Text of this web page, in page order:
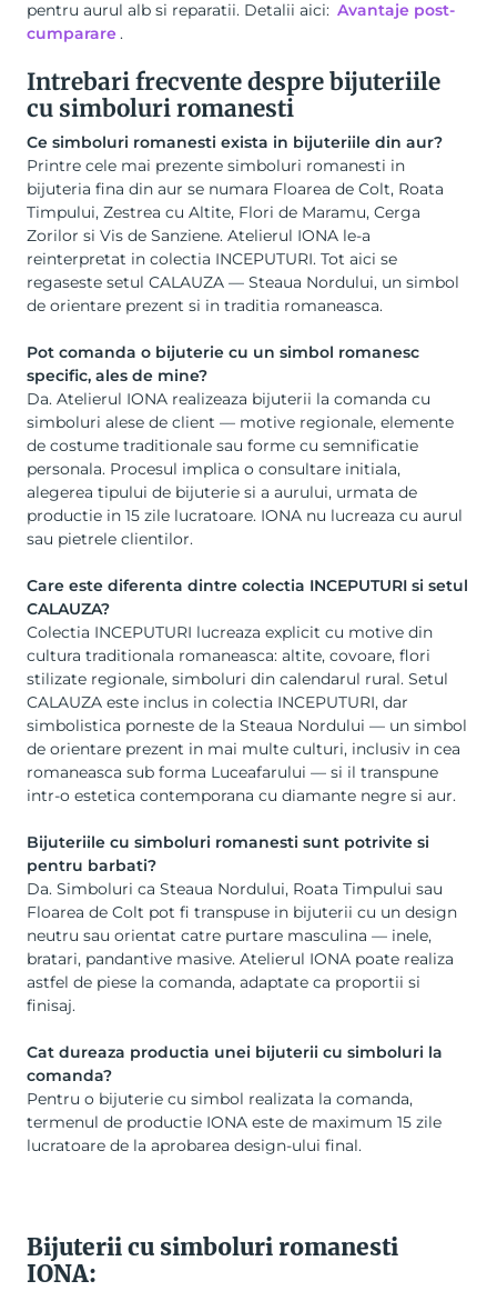
pentru aurul alb si reparatii. Detalii aici: Avantaje post-
cumparare .
Intrebari frecvente despre bijuteriile
cu simboluri romanesti
Ce simboluri romanesti exista in bijuteriile din aur?
Printre cele mai prezente simboluri romanesti in
bijuteria fina din aur se numara Floarea de Colt, Roata
Timpului, Zestrea cu Altite, Flori de Maramu, Cerga
Zorilor si Vis de Sanziene. Atelierul IONA le-a
reinterpretat in colectia INCEPUTURI. Tot aici se
regaseste setul CALAUZA — Steaua Nordului, un simbol
de orientare prezent si in traditia romaneasca.
Pot comanda o bijuterie cu un simbol romanesc
specific, ales de mine?
Da. Atelierul IONA realizeaza bijuterii la comanda cu
simboluri alese de client — motive regionale, elemente
de costume traditionale sau forme cu semnificatie
personala. Procesul implica o consultare initiala,
alegerea tipului de bijuterie si a aurului, urmata de
productie in 15 zile lucratoare. IONA nu lucreaza cu aurul
sau pietrele clientilor.
Care este diferenta dintre colectia INCEPUTURI si setul
CALAUZA?
Colectia INCEPUTURI lucreaza explicit cu motive din
cultura traditionala romaneasca: altite, covoare, flori
stilizate regionale, simboluri din calendarul rural. Setul
CALAUZA este inclus in colectia INCEPUTURI, dar
simbolistica porneste de la Steaua Nordului — un simbol
de orientare prezent in mai multe culturi, inclusiv in cea
romaneasca sub forma Luceafarului — si il transpune
intr-o estetica contemporana cu diamante negre si aur.
Bijuteriile cu simboluri romanesti sunt potrivite si
pentru barbati?
Da. Simboluri ca Steaua Nordului, Roata Timpului sau
Floarea de Colt pot fi transpuse in bijuterii cu un design
neutru sau orientat catre purtare masculina — inele,
bratari, pandantive masive. Atelierul IONA poate realiza
astfel de piese la comanda, adaptate ca proportii si
finisaj.
Cat dureaza productia unei bijuterii cu simboluri la
comanda?
Pentru o bijuterie cu simbol realizata la comanda,
termenul de productie IONA este de maximum 15 zile
lucratoare de la aprobarea design-ului final.
Bijuterii cu simboluri romanesti
IONA: